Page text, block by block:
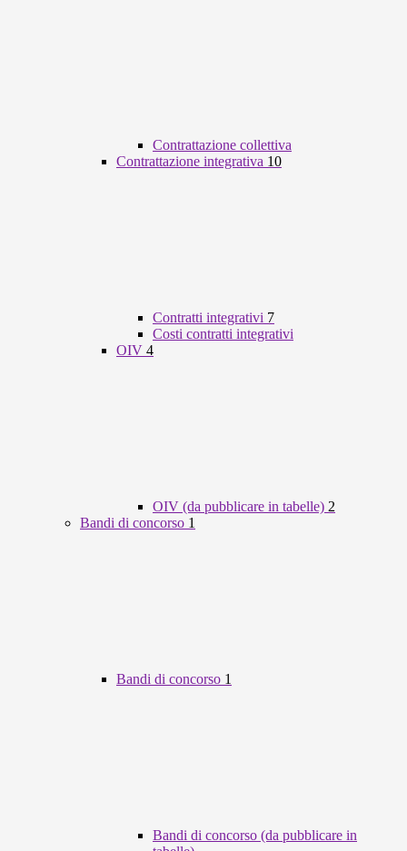
Contrattazione collettiva
Contrattazione integrativa 10
Contratti integrativi 7
Costi contratti integrativi
OIV 4
OIV (da pubblicare in tabelle) 2
Bandi di concorso 1
Bandi di concorso 1
Bandi di concorso (da pubblicare in